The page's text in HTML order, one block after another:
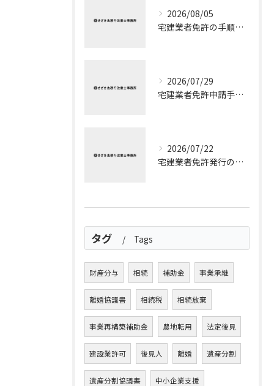
2026/08/05
宅建業者免許の手順を流れと申請ポイントでわかりやすく整理
2026/07/29
宅建業者免許申請手数料を埼玉県所沢市で無駄なく把握する実践的ガイド
2026/07/22
宅建業者免許発行の流れと宅建業者免許申請の全ステップ徹底解説
タグ Tags
財産分与 相続 補助金 事業承継
離婚協議書 相続税 相続放棄
事業再構築補助金 農地転用 法定後見
建設業許可 後見人 離婚 遺産分割
遺産分割協議書 中小企業支援